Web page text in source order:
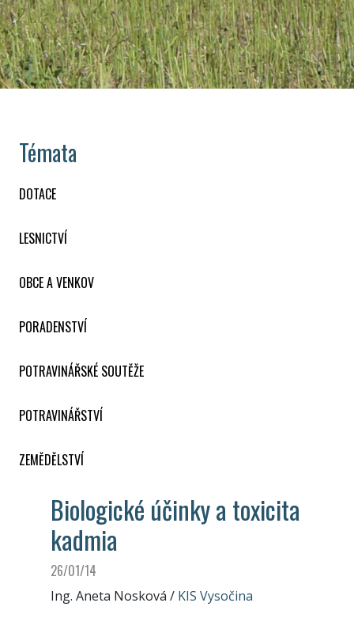
Témata
DOTACE
LESNICTVÍ
OBCE A VENKOV
PORADENSTVÍ
POTRAVINÁŘSKÉ SOUTĚŽE
POTRAVINÁŘSTVÍ
ZEMĚDĚLSTVÍ
Biologické účinky a toxicita
kadmia
26/01/14
Ing. Aneta Nosková / KIS Vysočina